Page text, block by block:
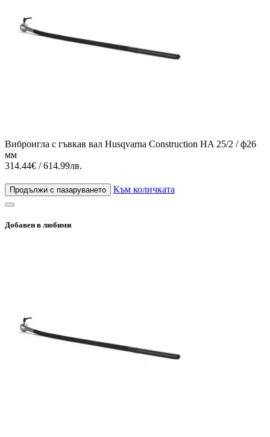
Виброигла с гъвкав вал Husqvarna Construction HA 25/2 / ф26
мм
314.44€ / 614.99лв.
Продължи с пазаруването Към количката
Добавен в любими